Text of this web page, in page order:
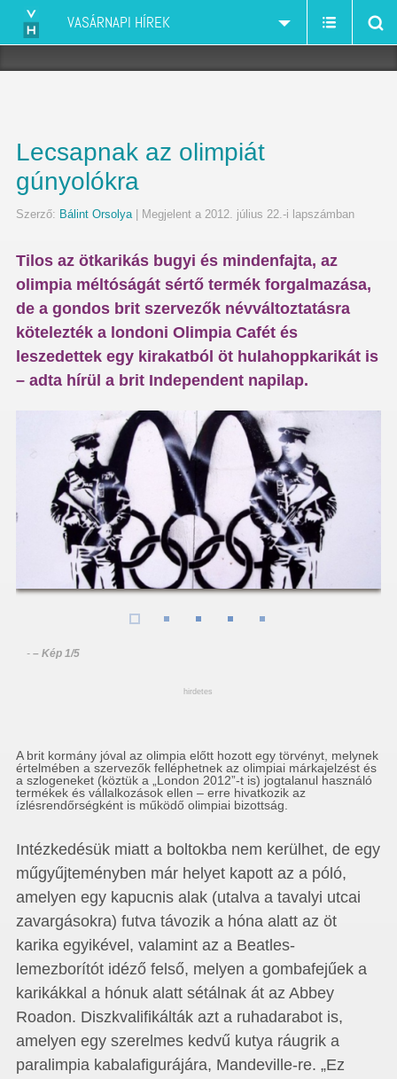
VASÁRNAPI HÍREK
Lecsapnak az olimpiát
gúnyolókra
Szerző: Bálint Orsolya| Megjelent a 2012. július 22.-i lapszámban
Tilos az ötkarikás bugyi és mindenfajta, az
olimpia méltóságát sértő termék forgalmazása,
de a gondos brit szervezők névváltoztatásra
kötelezték a londoni Olimpia Cafét és
leszedettek egy kirakatból öt hulahoppkarikát is
– adta hírül a brit Independent napilap.
-– Kép 1/5
hirdetes
A brit kormány jóval az olimpia előtt hozott egy törvényt, melynek
értelmében a szervezők felléphetnek az olimpiai márkajelzést és
a szlogeneket (köztük a „London 2012”-t is) jogtalanul használó
termékek és vállalkozások ellen – erre hivatkozik az
ízlésrendőrségként is működő olimpiai bizottság.
Intézkedésük miatt a boltokba nem kerülhet, de egy
műgyűjteményben már helyet kapott az a póló,
amelyen egy kapucnis alak (utalva a tavalyi utcai
zavargásokra) futva távozik a hóna alatt az öt
karika egyikével, valamint az a Beatles-
lemezborítót idéző felső, melyen a gombafejűek a
karikákkal a hónuk alatt sétálnak át az Abbey
Roadon. Diszkvalifikálták azt a ruhadarabot is,
amelyen egy szerelmes kedvű kutya ráugrik a
paralimpia kabalafigurájára, Mandeville-re. „Ez